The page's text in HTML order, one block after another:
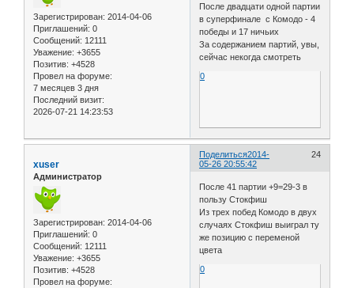
Зарегистрирован: 2014-04-06
Приглашений: 0
Сообщений: 12111
Уважение: +3655
Позитив: +4528
Провел на форуме:
7 месяцев 3 дня
Последний визит:
2026-07-21 14:23:53
После двадцати одной партии
в суперфинале с Комодо - 4
победы и 17 ничьих
За содержанием партий, увы,
сейчас некогда смотреть
0
Поделиться 24
2014-
05-26 20:55:42
xuser
Администратор
Зарегистрирован: 2014-04-06
Приглашений: 0
Сообщений: 12111
Уважение: +3655
Позитив: +4528
Провел на форуме:
После 41 партии +9=29-3 в
пользу Стокфиш
Из трех побед Комодо в двух
случаях Стокфиш выиграл ту
же позицию с переменой
цвета
0